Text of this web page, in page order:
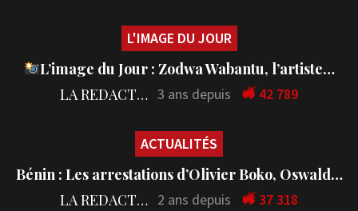
L'IMAGE DU JOUR
L’image du Jour : Zodwa Wabantu, l’artiste…
LA REDACTION 3 ans depuis 42 789
ACTUALITÉS
Bénin : Les arrestations d’Olivier Boko, Oswald…
LA REDACTION 2 ans depuis 37 318